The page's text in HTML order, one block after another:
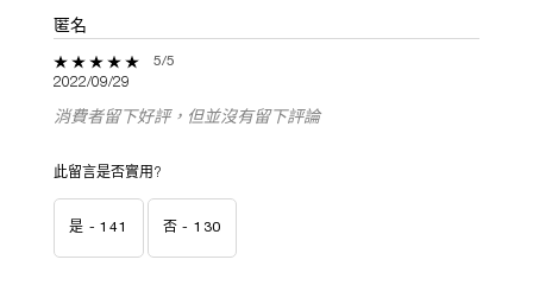
匿名
5 out of 5 stars. 5/5
2022/09/29
消費者留下好評，但並沒有留下評論
此留言是否實用?
是 -141 否 - 130